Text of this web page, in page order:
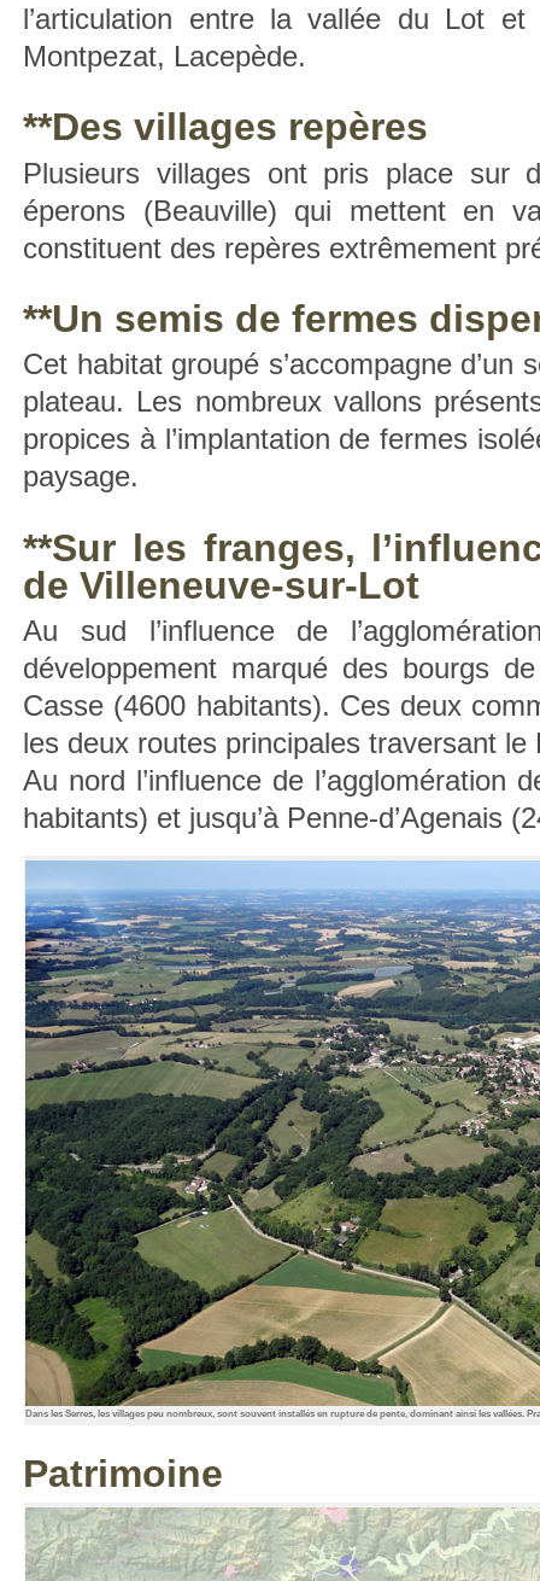
l’articulation entre la vallée du Lot
Montpezat, Lacepède.
**Des villages repères
Plusieurs villages ont pris place sur
éperons (Beauville) qui mettent en
constituent des repères extrêmement
**Un semis de fermes
Cet habitat groupé s’accompagne
plateau. Les nombreux vallons
propices à l’implantation de fermes
paysage.
**Sur les franges,
de Villeneuve-sur-Lot
Au sud l’influence de
développement marqué des bourgs
Casse (4600 habitants). Ces deux
les deux routes principales traversant
Au nord l’influence de
habitants) et jusqu’à Penne-d’Agenais
Dans les Serres, les villages peu nombreux, sont souvent installés en rupture de pente, dominant ainsi les vallées.
Patrimoine